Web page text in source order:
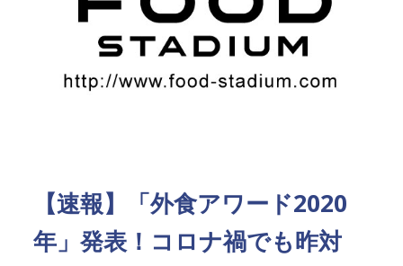
【速報】「外食アワード2020
年」発表！コロナ禍でも昨対